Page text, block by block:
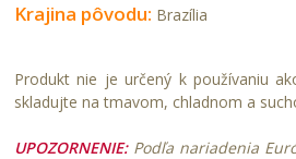
Krajina pôvodu: Brazília
Produkt nie je určený k používaniu
skladujte na tmavom, chladnom a
UPOZORNENIE:Podľa nariadenia